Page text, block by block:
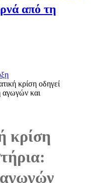
από τη
κρίση οδηγεί
αγωγών και
κρίση